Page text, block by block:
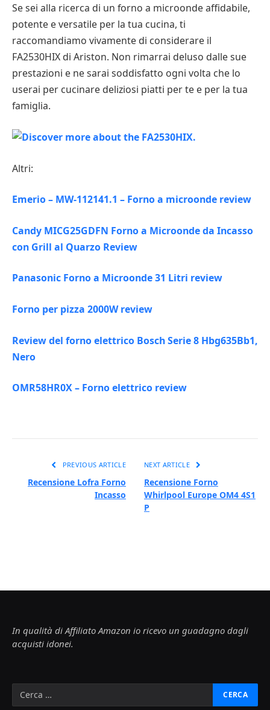
Se sei alla ricerca di un forno a microonde affidabile,
potente e versatile per la tua cucina, ti
raccomandiamo vivamente di considerare il
FA2530HIX di Ariston. Non rimarrai deluso dalle sue
prestazioni e ne sarai soddisfatto ogni volta che lo
userai per cucinare deliziosi piatti per te e per la tua
famiglia.
Altri:
Emerio – MW-112141.1 – Forno a microonde review
Candy MICG25GDFN Forno a Microonde da Incasso
con Grill al Quarzo Review
Panasonic Forno a Microonde 31 Litri review
Forno per pizza 2000W review
Review del forno elettrico Bosch Serie 8 Hbg635Bb1,
Nero
OMR58HR0X – Forno elettrico review
PREVIOUS ARTICLE
Recensione Lofra Forno
Incasso
NEXT ARTICLE
Recensione Forno
Whirlpool Europe OM4 4S1
P
In qualità di Affiliato Amazon io ricevo un guadagno dagli
acquisti idonei.